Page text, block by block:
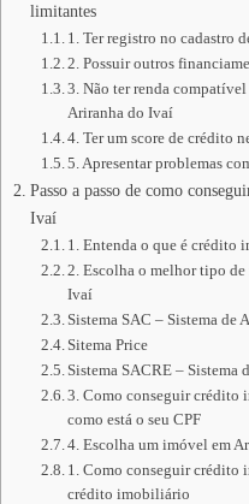
limitantes
1. Ter registro no cadastro
2. Possuir outros
3. Não ter renda
Ariranha do Ivaí
4. Ter um score de crédito
5. Apresentar problemas
Passo a passo de como
Ivaí
1. Entenda o que é crédito
2. Escolha o melhor tipo
Ivaí
Sistema SAC – Sistema de
Sitema Price
Sistema SACRE – Sistema
3. Como conseguir crédito
como está o seu CPF
4. Escolha um imóvel em
1. Como conseguir crédito
crédito imobiliário